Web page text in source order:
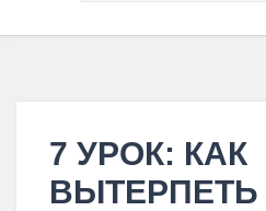
7 УРОК: КАК
ВЫТЕРПЕТЬ